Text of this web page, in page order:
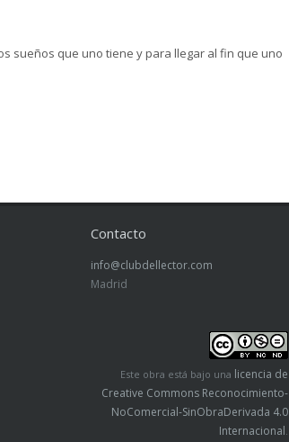
sueños que uno tiene y para llegar al fin que uno
Contacto
info@clubdellector.com
Madrid
Este obra está bajo una licencia de
Creative Commons Reconocimiento-
NoComercial-SinObraDerivada 4.0
Internacional